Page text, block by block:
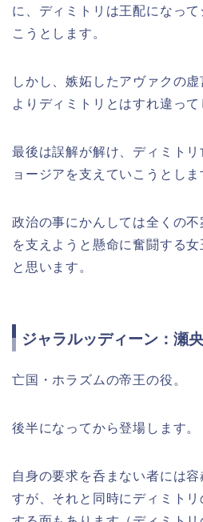
に、ディミトリは王配になっ
こうとします。
しかし、嫉妬したアヴァクの
よりディミトリとはすれ違って
最後は誤解が解け、ディミト
ョージアを支えていこうとしま
政治の事にかんしては全くの
を支えようと懸命に奮闘する女
と思います。
ジャラルッディーン：瀬
亡国・ホラズムの帝王の役。
後半になってから登場します。
自身の要求を呑まない者には
すが、それと同時にディミト